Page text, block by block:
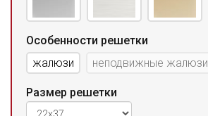
Особенности решетки
жалюзи
неподвижные жалюзи
Размер решетки